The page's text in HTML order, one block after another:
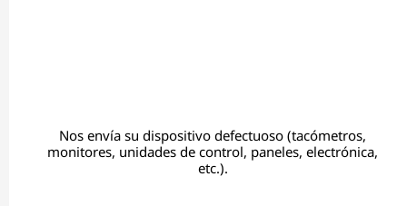
Nos envía su dispositivo defectuoso (tacómetros,
monitores, unidades de control, paneles, electrónica,
etc.).